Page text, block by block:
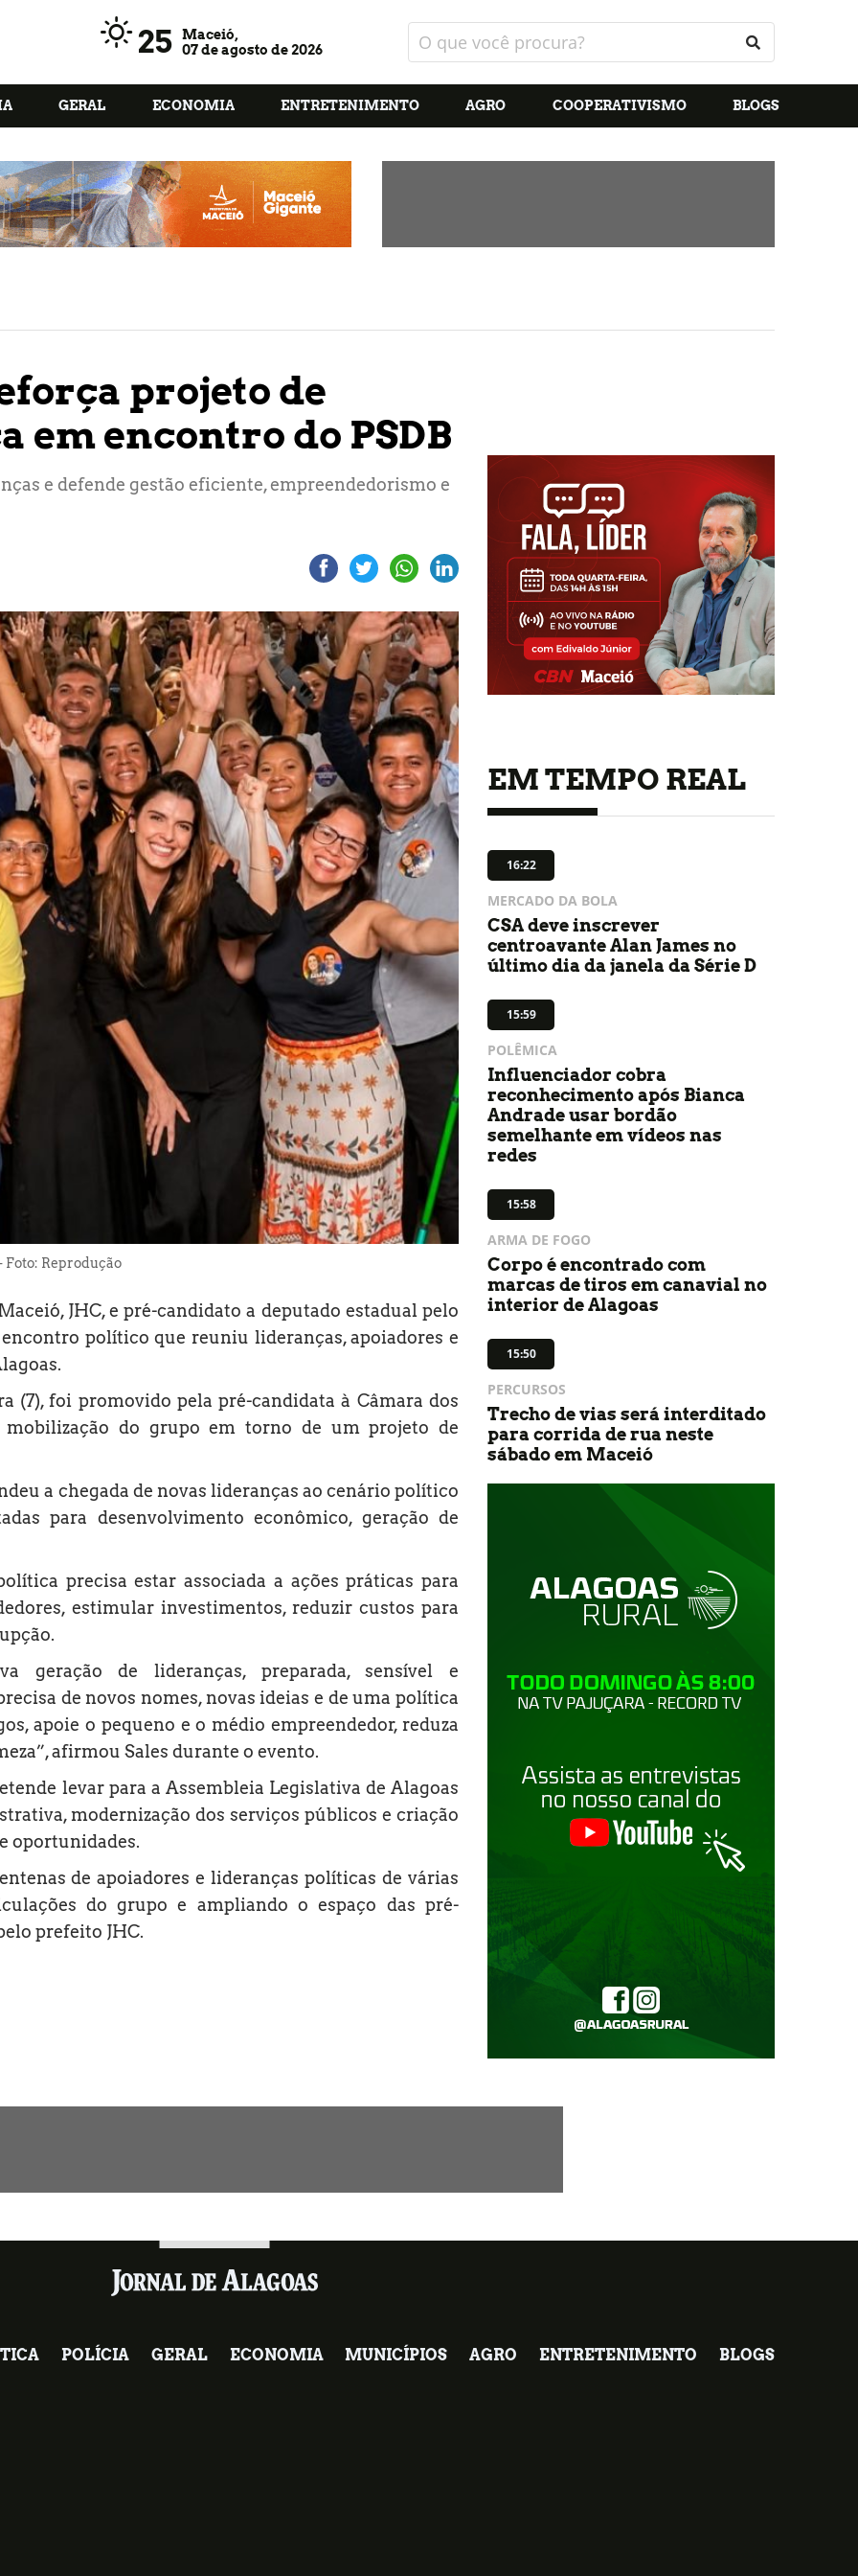
25
Maceió,
07 de agosto de 2026
GERAL ECONOMIA ENTRETENIMENTO AGRO COOPERATIVISMO BLOGS
projeto de
em encontro do PSDB
e defende gestão eficiente, empreendedorismo e
Foto: Reprodução
JHC, e pré-candidato a deputado estadual pelo
político que reuniu lideranças, apoiadores e
(7), foi promovido pela pré-candidata à Câmara dos
do grupo em torno de um projeto de
a chegada de novas lideranças ao cenário político
para desenvolvimento econômico, geração de
precisa estar associada a ações práticas para
estimular investimentos, reduzir custos para
geração de lideranças, preparada, sensível e
de novos nomes, novas ideias e de uma política
apoie o pequeno e o médio empreendedor, reduza
afirmou Sales durante o evento.
levar para a Assembleia Legislativa de Alagoas
modernização dos serviços públicos e criação
oportunidades.
de apoiadores e lideranças políticas de várias
do grupo e ampliando o espaço das pré-
prefeito JHC.
EM TEMPO REAL
16:22
MERCADO DA BOLA
CSA deve inscrever
centroavante Alan James no
último dia da janela da Série D
15:59
POLÊMICA
Influenciador cobra
reconhecimento após Bianca
Andrade usar bordão
semelhante em vídeos nas
redes
15:58
ARMA DE FOGO
Corpo é encontrado com
marcas de tiros em canavial no
interior de Alagoas
15:50
PERCURSOS
Trecho de vias será interditado
para corrida de rua neste
sábado em Maceió
POLÍCIA GERAL ECONOMIA MUNICÍPIOS AGRO ENTRETENIMENTO BLOGS